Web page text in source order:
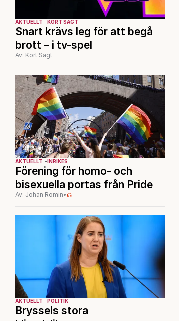
AKTUELLT KORT SAGT
Snart krävs leg för att begå
brott – i tv-spel
Av: Kort Sagt
AKTUELLT INRIKES
Förening för homo- och
bisexuella portas från Pride
Av: Johan Romin•
AKTUELLT POLITIK
Bryssels stora